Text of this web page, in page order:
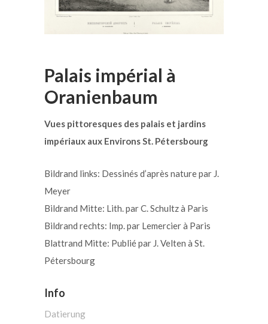
Palais impérial à
Oranienbaum
Vues pittoresques des palais et jardins
impériaux aux Environs St. Pétersbourg
Bildrand links: Dessinés d’après nature par J.
Meyer
Bildrand Mitte: Lith. par C. Schultz à Paris
Bildrand rechts: Imp. par Lemercier à Paris
Blattrand Mitte: Publié par J. Velten à St.
Pétersbourg
Info
Datierung